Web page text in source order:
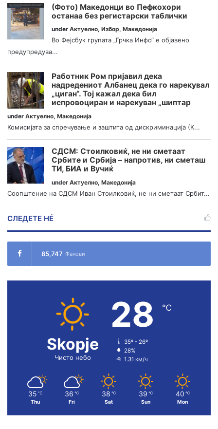
(Фото) Македонци во Пефкохори
останаа без регистарски таблички
under Актуелно, Избор, Македонија
Во Фејсбук групата „Грчка Инфо“ е објавено
предупредува...
Работник Ром пријавил дека
надредениот Албанец дека го нарекувал
„циган“. Тој кажал дека бил
испровоциран и нарекуван „шиптар
under Актуелно, Македонија
Комисијата за спречување и заштита од дискриминација (К...
СДСМ: Стоилковиќ, не ни сметаат
Србите и Србија – напротив, ни сметаш
ТИ, БИА и Вучиќ
under Актуелно, Македонија
Соопштение на СДСМ Иван Стоилковиќ, не ни сметаат Србит...
СЛЕДЕТЕ НÉ
85,747 Фанови
Skopje
Чисто небо
28 ℃
35º - 26º
28%
1.31 км/ч
35 ℃
Thu
36 ℃
Fri
38 ℃
Sat
39 ℃
Sun
40 ℃
Mon